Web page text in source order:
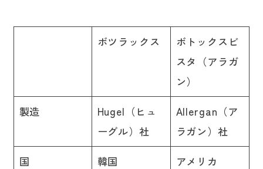
ボツラックス
ボトックスビ
スタ（アラガ
ン）
製造
Hugel（ヒュ
ーグル）社
Allergan（ア
ラガン）社
国 韓国 アメリカ